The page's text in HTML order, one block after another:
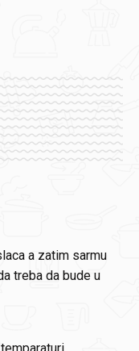
a zatim sarmu
treba da bude u